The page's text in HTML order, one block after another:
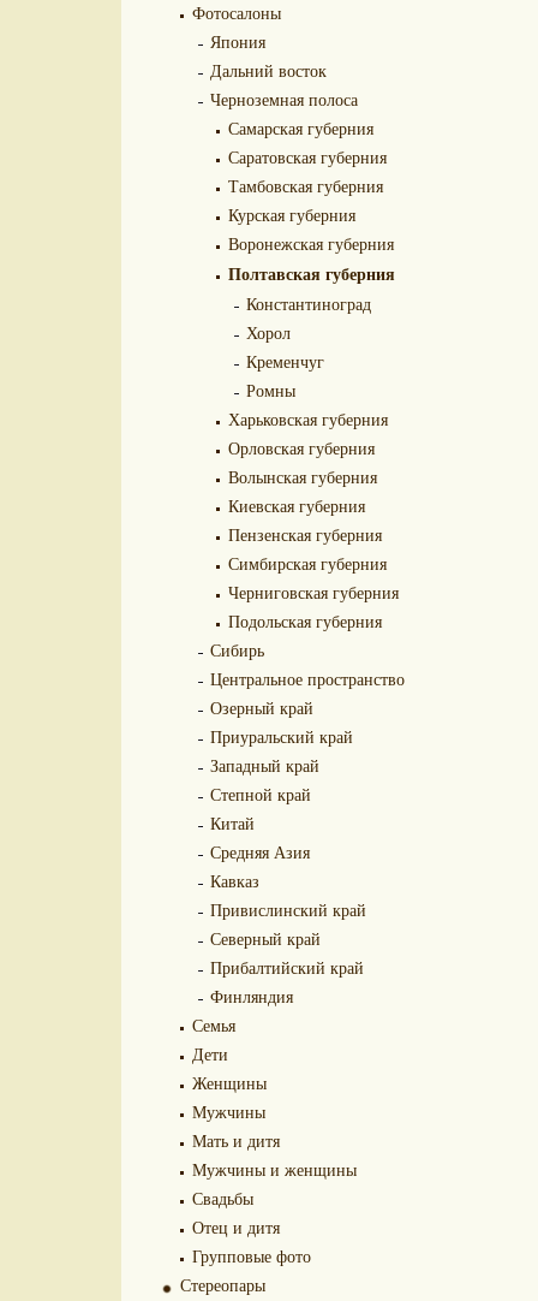
Фотосалоны
Япония
Дальний восток
Черноземная полоса
Самарская губерния
Саратовская губерния
Тамбовская губерния
Курская губерния
Воронежская губерния
Полтавская губерния
Константиноград
Хорол
Кременчуг
Ромны
Харьковская губерния
Орловская губерния
Волынская губерния
Киевская губерния
Пензенская губерния
Симбирская губерния
Черниговская губерния
Подольская губерния
Сибирь
Центральное пространство
Озерный край
Приуральский край
Западный край
Степной край
Китай
Средняя Азия
Кавказ
Привислинский край
Северный край
Прибалтийский край
Финляндия
Семья
Дети
Женщины
Мужчины
Мать и дитя
Мужчины и женщины
Свадьбы
Отец и дитя
Групповые фото
Стереопары